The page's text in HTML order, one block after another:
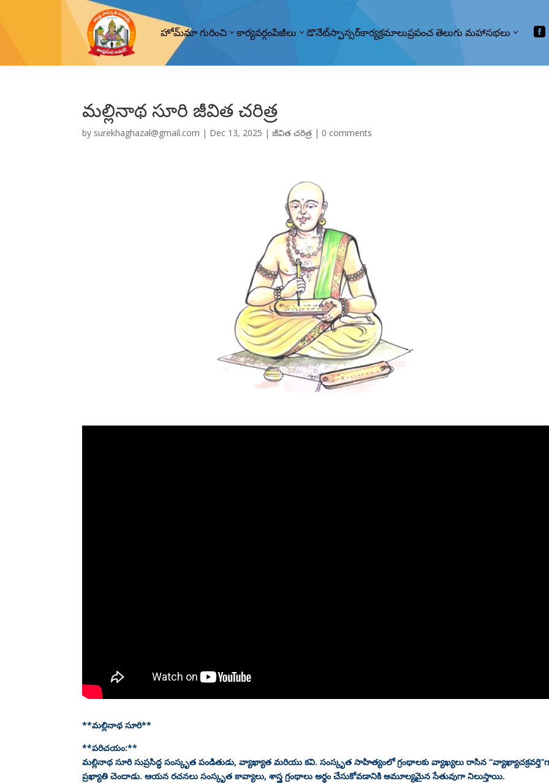
హోమ్మా గురించి కార్యవర్గంపేజీలు డొనేట్స్పాన్సర్కార్యక్రమాలుప్రపంచ తెలుగు మహాసభలు 
మల్లినాథ సూరి జీవిత చరిత్ర
by surekhaghazal@gmail.com | Dec 13, 2025 |జీవిత చరిత్ర | 0 comments
**మల్లినాథ సూరి**
**పరిచయం:**
మల్లినాథ సూరి సుప్రసిద్ధ సంస్కృత పండితుడు, వ్యాఖ్యాత మరియు కవి. సంస్కృత సాహిత్యంలో గ్రంథాలకు వ్యాఖ్యలు రాసిన
ప్రఖ్యాతి చెందాడు. ఆయన రచనలు సంస్కృత కావ్యాలు, శాస్త్ర గ్రంథాలు అర్థం చేసుకోవడానికి అమూల్యమైన సేతువుగా నిలుస్తాయి.